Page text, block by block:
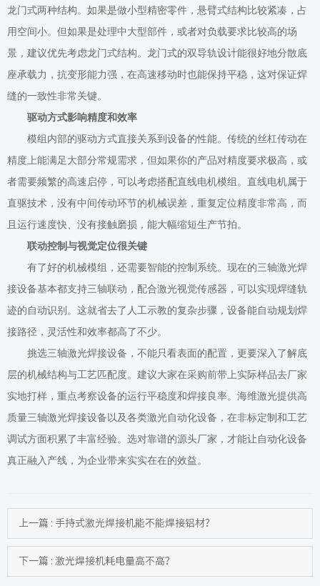
龙门式两种结构。如果是做小型精密零件，悬臂式结构比较紧凑，占
用空间小。但如果是处理中大型部件，或者对负载要求比较高的场
景，建议优先考虑龙门式结构。龙门式的双导轨设计能很好地分散底
座承载力，抗变形能力强，在高速移动时也能保持平稳，这对保证焊
缝的一致性非常关键。
驱动方式影响精度和效率
模组内部的驱动方式直接关系到设备的性能。传统的丝杠传动在
精度上能满足大部分常规需求，但如果你的产品对精度要求极高，或
者需要频繁的高速启停，可以考虑搭配直线电机模组。直线电机属于
直驱技术，没有中间传动环节的机械误差，重复定位精度非常高，而
且运行速度快、没有接触磨损，能大幅缩短生产节拍。
联动控制与视觉定位很关键
有了好的机械模组，还需要智能的控制系统。现在的三轴激光焊
接设备基本都支持三轴联动，配合激光视觉传感器，可以实现焊缝轨
迹的自动识别。这就省去了人工示教的复杂步骤，设备能自动规划焊
接路径，灵活性和效率都高了不少。
挑选三轴激光焊接设备，不能只看表面的配置，更要深入了解底
层的机械结构与工艺匹配度。建议大家在采购前带上实际样品去厂家
实地打样，重点考察设备的运行平稳度和焊接良率。海维激光提供高
质量三轴激光焊接设备以及各类激光自动化设备，在非标定制和工艺
调试方面积累了丰富经验。选对靠谱的源头厂家，才能让自动化设备
真正融入产线，为企业带来实实在在的效益。
上一篇 : 手持式激光焊接机能不能焊接铝材？
下一篇 : 激光焊接机耗电量高不高？